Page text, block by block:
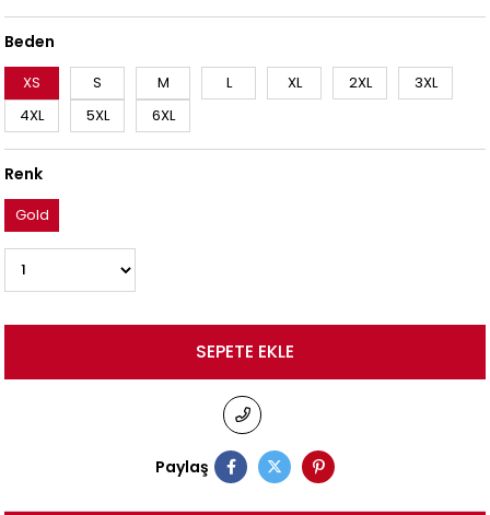
Beden
XS S M L XL 2XL
3XL
4XL
5XL 6XL
Renk
Gold
Paylaş